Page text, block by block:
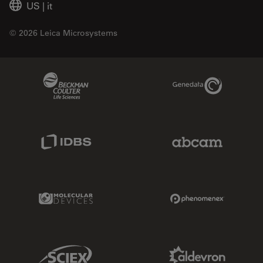
US | it
© 2026 Leica Microsystems
Genedata Link
Molecular Devices Link
Sciex Link